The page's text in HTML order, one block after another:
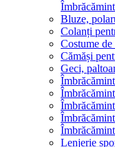
Bluze,
Colanți
Costume
Cămăși
Geci,
Lenjerie